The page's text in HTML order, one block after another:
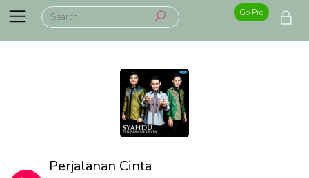
Go Pro
Perjalanan Cinta